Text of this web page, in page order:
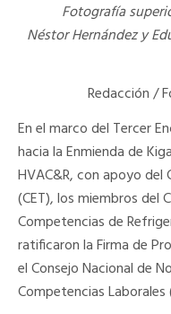
Fotografía
Néstor Hernández y
Redacción /
En el marco del Tercer
hacia la Enmienda de
HVAC&R, con apoyo del
(CET), los miembros del
Competencias de
ratificaron la Firma de
el Consejo Nacional de
Competencias Laborales